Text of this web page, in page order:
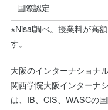
国際認定
※Nisai調べ。授業料が高
す。
大阪のインターナショナ
関西学院大阪インターナ
は、IB、CIS、WASCの